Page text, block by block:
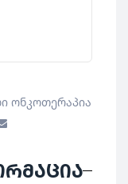
Ონკოთერაპია